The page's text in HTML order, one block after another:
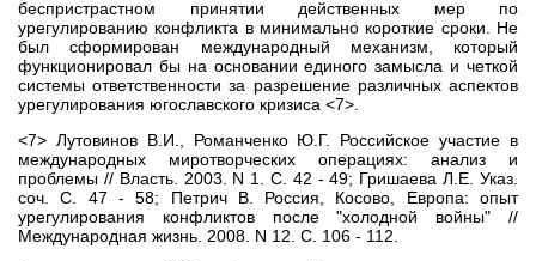
беспристрастном принятии действенных мер по
урегулированию конфликта в минимально короткие сроки. Не
был сформирован международный механизм, который
функционировал бы на основании единого замысла и четкой
системы ответственности за разрешение различных аспектов
урегулирования югославского кризиса <7>.
<7> Лутовинов В.И., Романченко Ю.Г. Российское участие в
международных миротворческих операциях: анализ и
проблемы // Власть. 2003. N 1. С. 42 - 49; Гришаева Л.Е. Указ.
соч. С. 47 - 58; Петрич В. Россия, Косово, Европа: опыт
урегулирования конфликтов после "холодной войны" //
Международная жизнь. 2008. N 12. С. 106 - 112.